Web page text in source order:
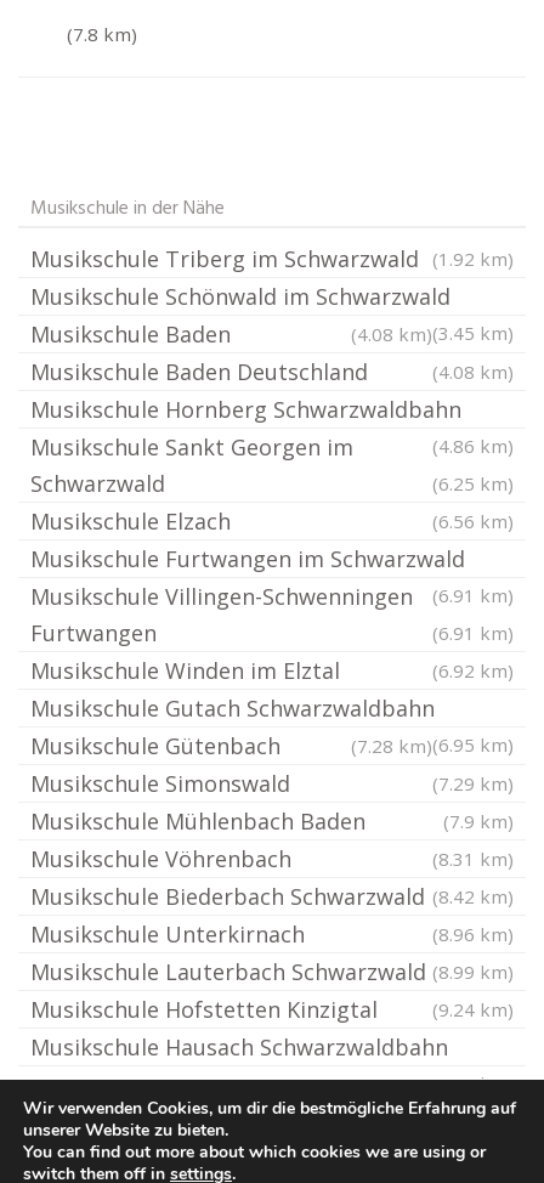
(7.8 km)
Musikschule in der Nähe
Musikschule Triberg im Schwarzwald (1.92 km)
Musikschule Schönwald im Schwarzwald
(3.45 km)
Musikschule Baden (4.08 km)
Musikschule Baden Deutschland (4.08 km)
Musikschule Hornberg Schwarzwaldbahn
(4.86 km)
Musikschule Sankt Georgen im
Schwarzwald
(6.25 km)
Musikschule Elzach (6.56 km)
Musikschule Furtwangen im Schwarzwald
(6.91 km)
Musikschule Villingen-Schwenningen
Furtwangen
(6.91 km)
Musikschule Winden im Elztal (6.92 km)
Musikschule Gutach Schwarzwaldbahn
(6.95 km)
Musikschule Gütenbach (7.28 km)
Musikschule Simonswald (7.29 km)
Musikschule Mühlenbach Baden (7.9 km)
Musikschule Vöhrenbach (8.31 km)
Musikschule Biederbach Schwarzwald (8.42 km)
Musikschule Unterkirnach (8.96 km)
Musikschule Lauterbach Schwarzwald (8.99 km)
Musikschule Hofstetten Kinzigtal (9.24 km)
Musikschule Hausach Schwarzwaldbahn
(9.34 km)
© Ton-Musikschule.de
Wir verwenden Cookies, um dir die bestmögliche Erfahrung auf
unserer Website zu bieten.
You can find out more about which cookies we are using or
switch them off in settings.